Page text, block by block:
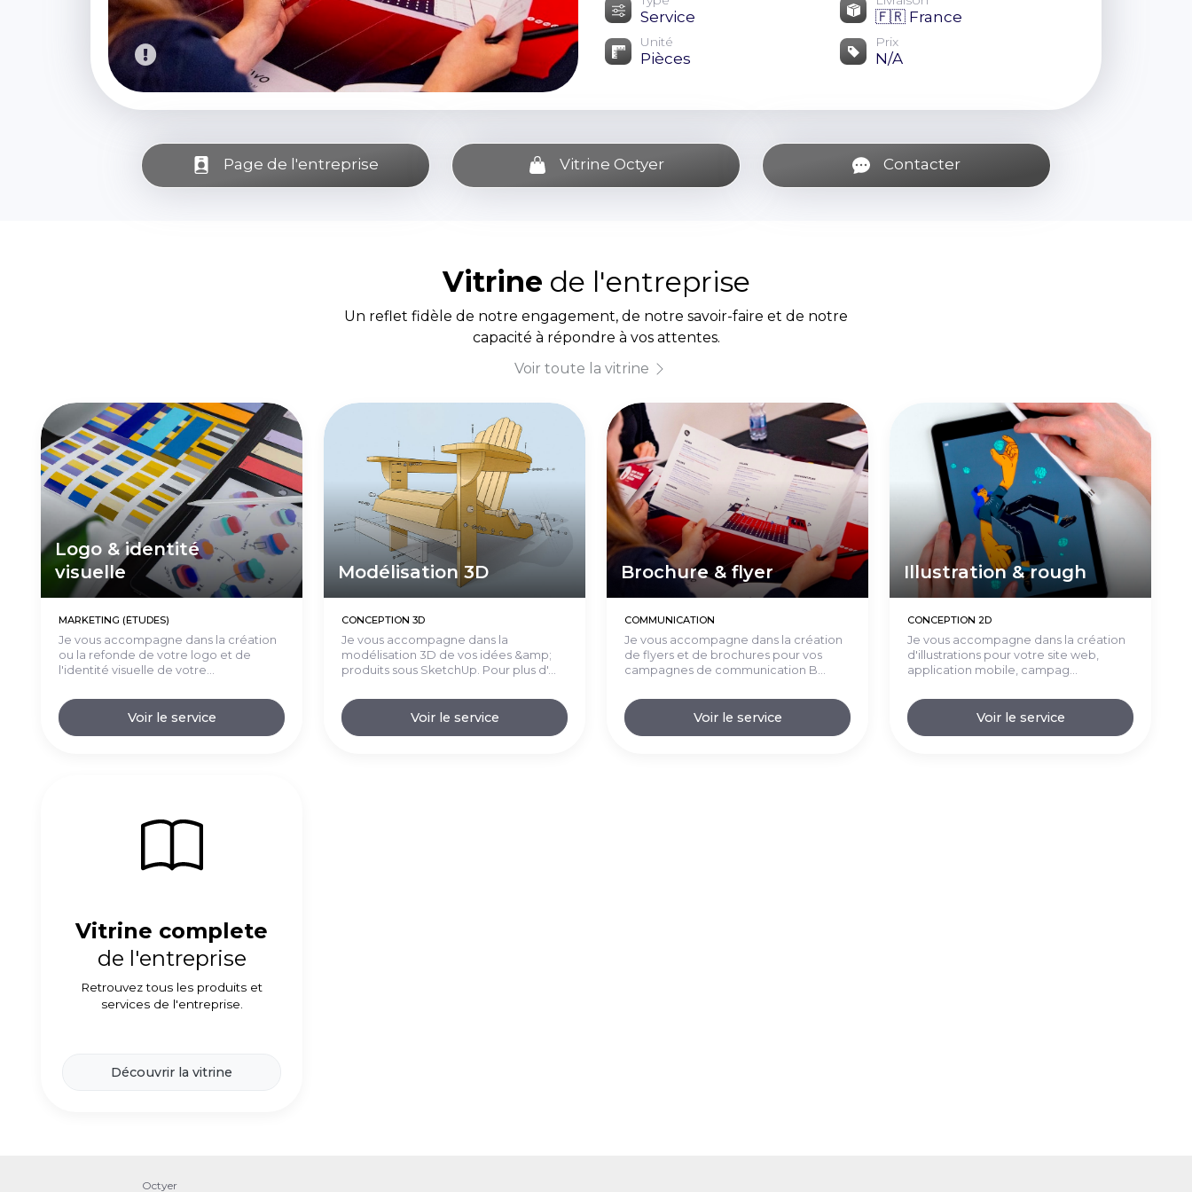
Service 🇫🇷 France
Unité
Pièces
Prix
N/A
Page de l'entreprise Vitrine Octyer Contacter
Vitrine de l'entreprise
Un reflet fidèle de notre engagement, de notre savoir-faire et de notre
capacité à répondre à vos attentes.
Voir toute la vitrine
Logo & identité
visuelle
MARKETING (ÉTUDES)
Je vous accompagne dans la création
ou la refonde de votre logo et de
l'identité visuelle de votre...
Voir le service
Modélisation 3D
CONCEPTION 3D
Je vous accompagne dans la
modélisation 3D de vos idées &amp;
produits sous SketchUp. Pour plus d'...
Voir le service
Brochure & flyer
COMMUNICATION
Je vous accompagne dans la création
de flyers et de brochures pour vos
campagnes de communication B...
Voir le service
Illustration & rough
CONCEPTION 2D
Je vous accompagne dans la création
d'illustrations pour votre site web,
application mobile, campag...
Voir le service
Vitrine complete
de l'entreprise
Retrouvez tous les produits et
services de l'entreprise.
Découvrir la vitrine
Octyer